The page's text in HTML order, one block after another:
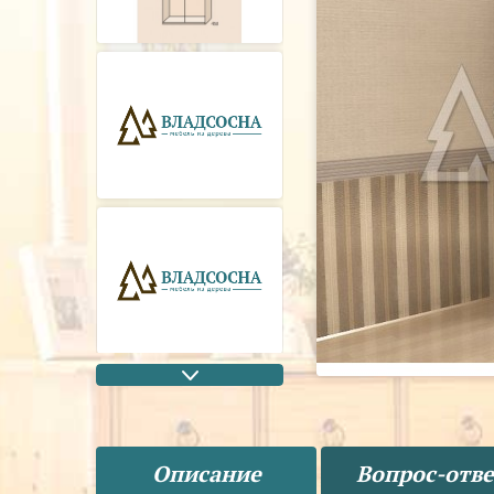
Описание Вопрос-